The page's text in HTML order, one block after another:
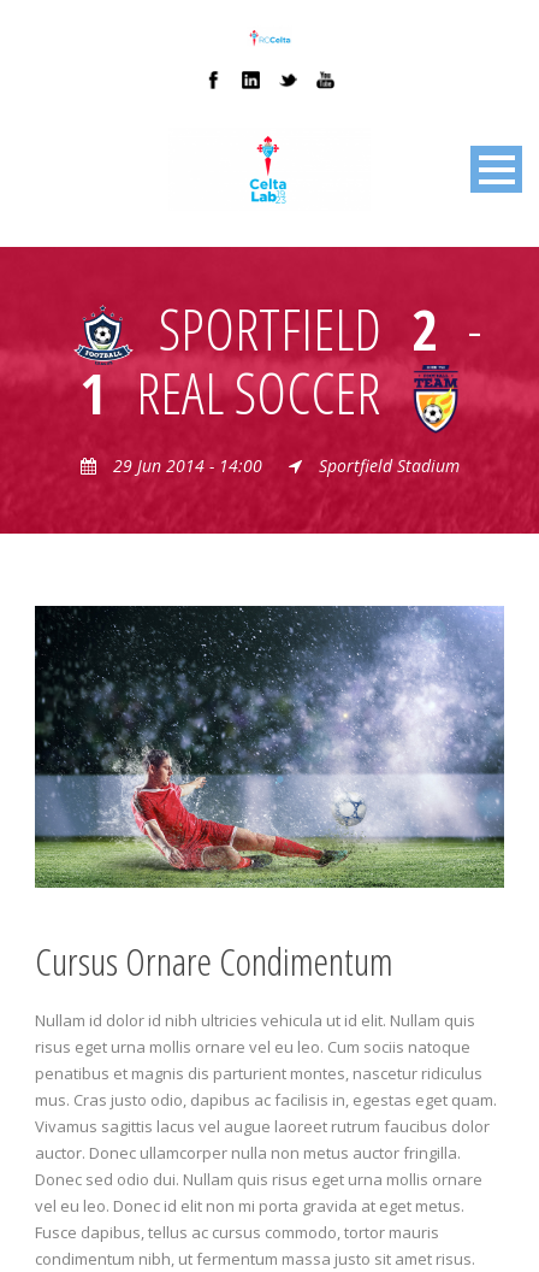
SPORTFIELD 2 -
1 REAL SOCCER
29 Jun 2014 - 14:00 Sportfield Stadium
Cursus Ornare Condimentum
Nullam id dolor id nibh ultricies vehicula ut id elit. Nullam quis
risus eget urna mollis ornare vel eu leo. Cum sociis natoque
penatibus et magnis dis parturient montes, nascetur ridiculus
mus. Cras justo odio, dapibus ac facilisis in, egestas eget quam.
Vivamus sagittis lacus vel augue laoreet rutrum faucibus dolor
auctor. Donec ullamcorper nulla non metus auctor fringilla.
Donec sed odio dui. Nullam quis risus eget urna mollis ornare
vel eu leo. Donec id elit non mi porta gravida at eget metus.
Fusce dapibus, tellus ac cursus commodo, tortor mauris
condimentum nibh, ut fermentum massa justo sit amet risus.